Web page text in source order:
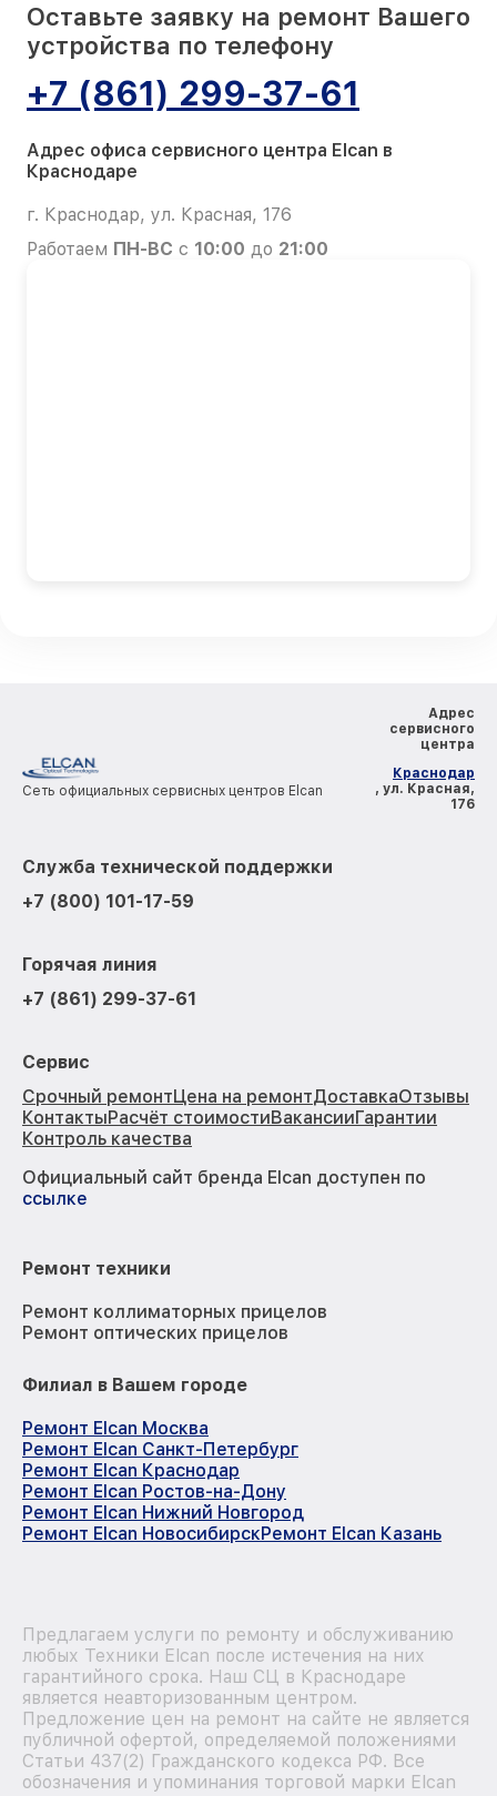
Оставьте заявку на ремонт Вашего
устройства по телефону
+7 (861) 299-37-61
Адрес офиса сервисного центра Elcan в
Краснодаре
г. Краснодар, ул. Красная, 176
Работаем ПН-ВС с 10:00 до 21:00
Сеть официальных сервисных центров Elcan
Адрес
сервисного
центра
Краснодар
, ул. Красная,
176
Служба технической поддержки
+7 (800) 101-17-59
Горячая линия
+7 (861) 299-37-61
Сервис
Срочный ремонтЦена на ремонтДоставкаОтзывы
КонтактыРасчёт стоимостиВакансииГарантии
Контроль качества
Официальный сайт бренда Elcan доступен по
ссылке
Ремонт техники
Ремонт коллиматорных прицелов
Ремонт оптических прицелов
Филиал в Вашем городе
Ремонт Elcan Москва
Ремонт Elcan Санкт-Петербург
Ремонт Elcan Краснодар
Ремонт Elcan Ростов-на-Дону
Ремонт Elcan Нижний Новгород
Ремонт Elcan НовосибирскРемонт Elcan Казань
Предлагаем услуги по ремонту и обслуживанию
любых Техники Elcan после истечения на них
гарантийного срока. Наш СЦ в Краснодаре
является неавторизованным центром.
Предложение цен на ремонт на сайте не является
публичной офертой, определяемой положениями
Статьи 437(2) Гражданского кодекса РФ. Все
обозначения и упоминания торговой марки Elcan